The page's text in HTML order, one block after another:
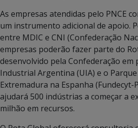
As empresas atendidas pelo PNCE
um instrumento adicional de apoio.
entre MDIC e CNI (Confederação
empresas poderão fazer parte do
desenvolvido pela Confederação em
Industrial Argentina (UIA) e o
Extremadura na Espanha (Fundecyt-
ajudará 500 indústrias a começar a
milhão em recursos.